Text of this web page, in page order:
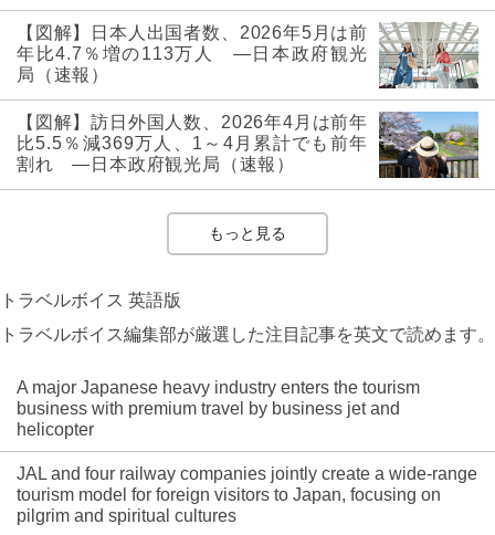
【図解】日本人出国者数、2026年5月は前
年比4.7％増の113万人 ―日本政府観光
局（速報）
【図解】訪日外国人数、2026年4月は前年
比5.5％減369万人、1～4月累計でも前年
割れ ―日本政府観光局（速報）
もっと見る
トラベルボイス 英語版
トラベルボイス編集部が厳選した注目記事を英文で読めます。
A major Japanese heavy industry enters the tourism
business with premium travel by business jet and
helicopter
JAL and four railway companies jointly create a wide-range
tourism model for foreign visitors to Japan, focusing on
pilgrim and spiritual cultures